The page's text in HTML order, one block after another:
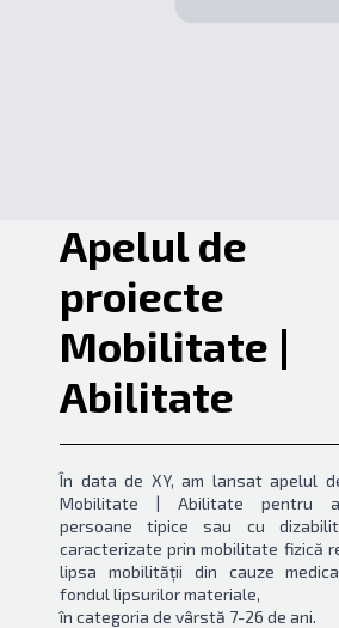
Apelul de
proiecte
Mobilitate |
Abilitate
În data de XY, am lansat apelul
Mobilitate | Abilitate pentru
persoane tipice sau cu
caracterizate prin mobilitate fizică
lipsa mobilității din cauze
fondul lipsurilor materiale,
în categoria de vârstă 7-26 de ani.